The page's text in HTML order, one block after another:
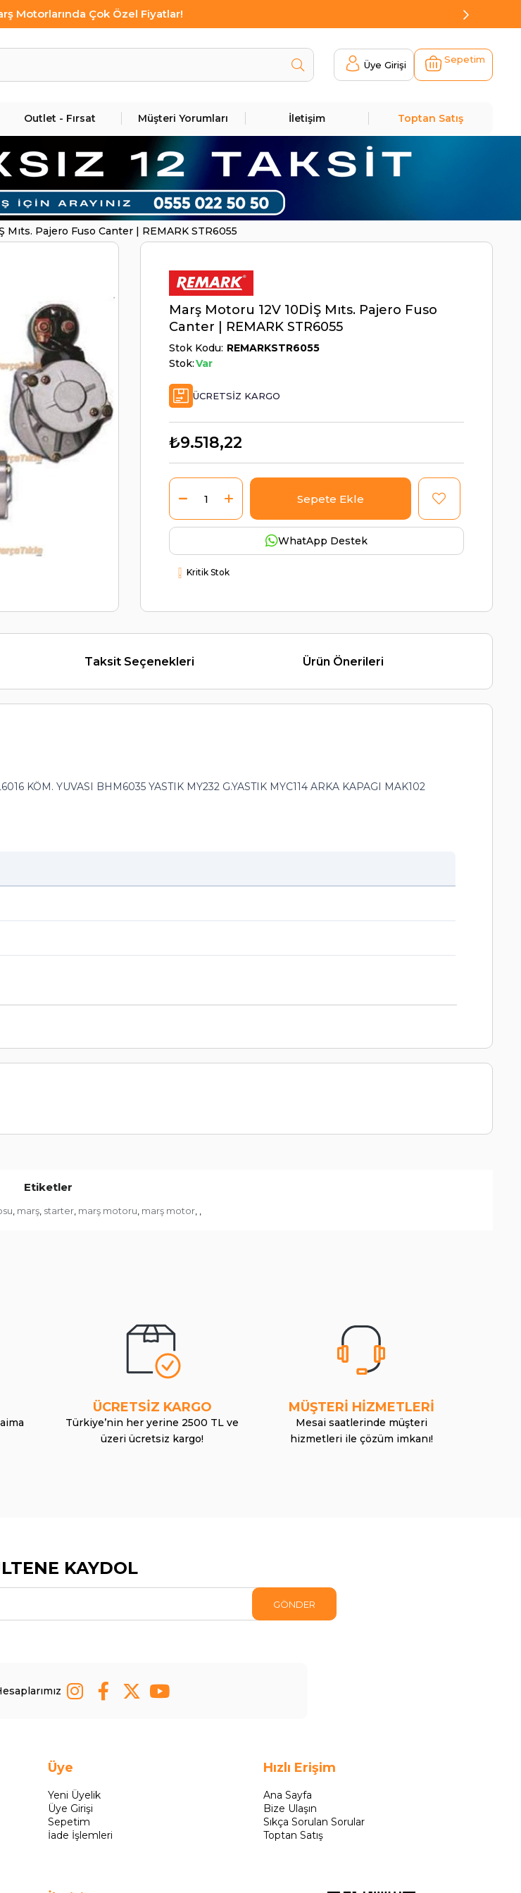
Motorlarında Çok Özel Fiyatlar!
Üye Girişi Sepetim
Outlet - Fırsat Müşteri Yorumları İletişim Toptan Satış
Mıts. Pajero Fuso Canter | REMARK STR6055
Marş Motoru 12V 10DİŞ Mıts. Pajero Fuso
Canter | REMARK STR6055
Stok Kodu REMARKSTR6055
Stok:Var
ÜCRETSIZ KARGO
₺9.518,22
WhatApp Destek
Kritik Stok
Taksit Seçenekleri Ürün Önerileri
KÖM. YUVASI BHM6035 YASTIK MY232 G.YASTIK MYC114 ARKA KAPAGI MAK102
Etiketler
, marş, starter, marş motoru, marş motor, ,
ÜCRETSİZ KARGO
Türkiye’nin her yerine 2500 TL ve
üzeri ücretsiz kargo!
MÜŞTERİ HİZMETLERİ
Mesai saatlerinde müşteri
hizmetleri ile çözüm imkanı!
KAYDOL
GÖNDER
Üye
Yeni Üyelik
Üye Girişi
Sepetim
İade İşlemleri
Hızlı Erişim
Ana Sayfa
Bize Ulaşın
Sıkça Sorulan Sorular
Toptan Satış